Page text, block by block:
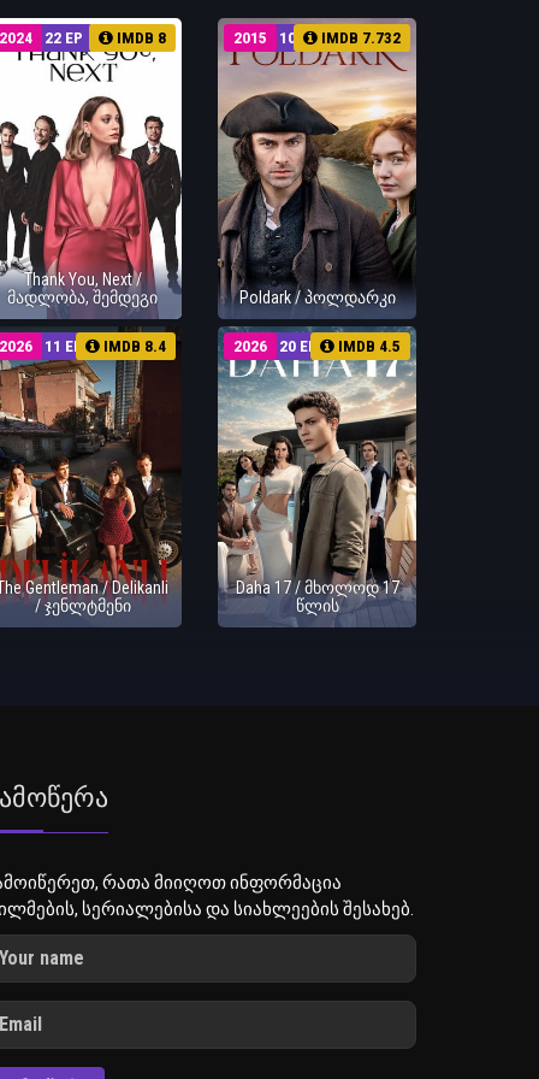
22 EP
2024 IMDB 8
Thank You, Next /
მადლობა, შემდეგი
10 EP
2015 IMDB 7.732
Poldark / პოლდარკი
11 EP
2026 IMDB 8.4
Gentleman / Delikanli
/ ჯენლტმენი
20 EP
2026 IMDB 4.5
Daha 17 / მხოლოდ 17
წლის
რათა მიიღოთ ინფორმაცია
სერიალებისა და სიახლეების შესახებ.